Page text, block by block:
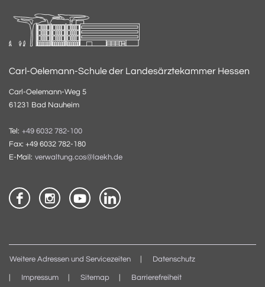
Carl-Oelemann-Schule der Landesärztekammer Hessen
Carl-Oelemann-Weg 5
61231 Bad Nauheim
Tel: +49 6032 782-100
Fax: +49 6032 782-180
E-Mail: verwaltung.cos@laekh.de
Weitere Adressen und Servicezeiten Datenschutz
Impressum Sitemap Barrierefreiheit